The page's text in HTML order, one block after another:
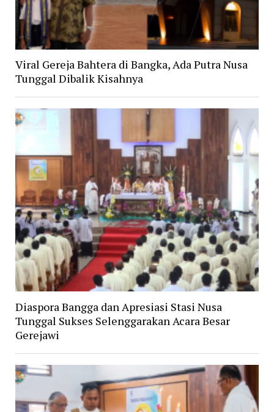
Viral Gereja Bahtera di Bangka, Ada Putra Nusa
Tunggal Dibalik Kisahnya
Diaspora Bangga dan Apresiasi Stasi Nusa
Tunggal Sukses Selenggarakan Acara Besar
Gerejawi